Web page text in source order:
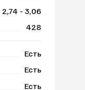
2,74 - 3,06
428
Есть
Есть
Есть